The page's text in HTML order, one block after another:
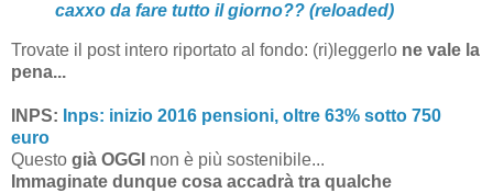
caxxo da fare tutto il giorno?? (reloaded)
Trovate il post intero riportato al fondo: (ri)leggerlo ne vale la
pena...
INPS: Inps: inizio 2016 pensioni, oltre 63% sotto 750
euro
Questo già OGGI non è più sostenibile...
Immaginate dunque cosa accadrà tra qualche